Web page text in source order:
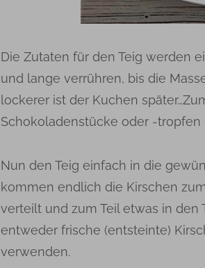
Die Zutaten für den Teig werden
und lange verrühren, bis die
lockerer ist der Kuchen
Schokoladenstücke oder -tropfen
Nun den Teig einfach in die
kommen endlich die Kirschen
verteilt und zum Teil etwas in den
entweder frische (entsteinte)
verwenden.